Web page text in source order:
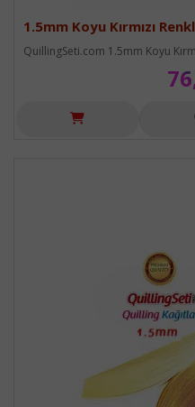
1.5mm Koyu Kırmızı
QuillingSeti.com 1.5mm Koyu